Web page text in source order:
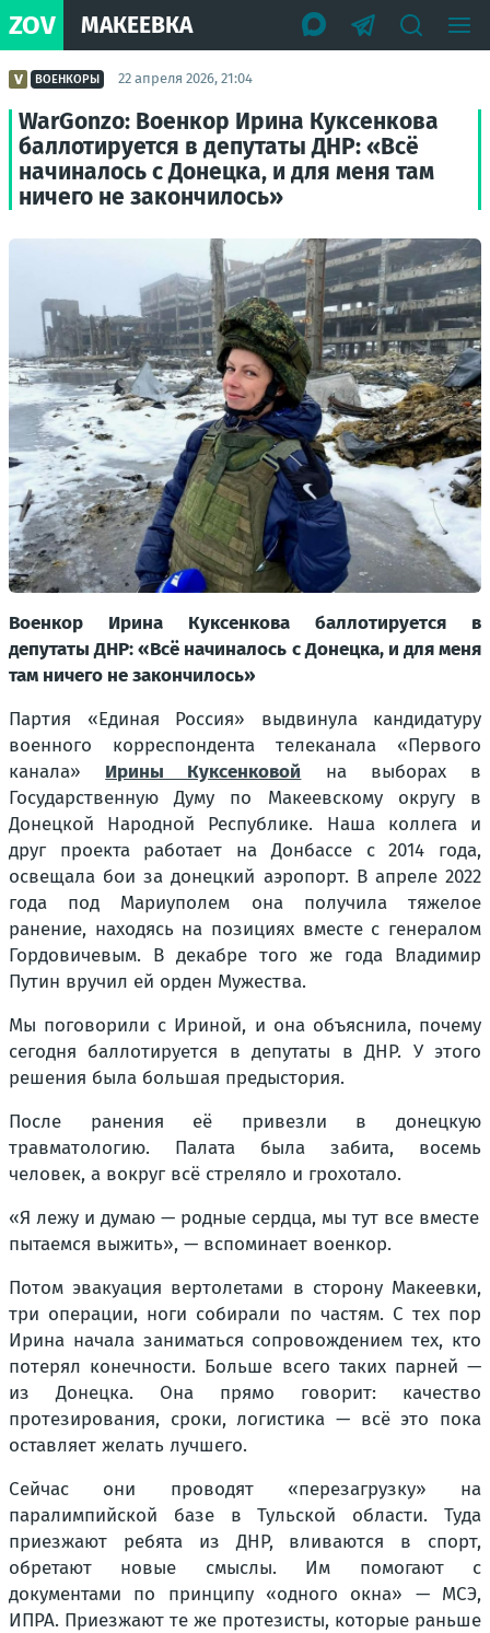
ZOV МАКЕЕВКА
ВОЕНКОРЫ 22 апреля 2026, 21:04
WarGonzo: Военкор Ирина Куксенкова
баллотируется в депутаты ДНР: «Всё
начиналось с Донецка, и для меня там
ничего не закончилось»
Военкор Ирина Куксенкова баллотируется в
депутаты ДНР: «Всё начиналось с Донецка, и для меня
там ничего не закончилось»
Партия «Единая Россия» выдвинула кандидатуру
военного корреспондента телеканала «Первого
канала» Ирины Куксенковой на выборах в
Государственную Думу по Макеевскому округу в
Донецкой Народной Республике. Наша коллега и
друг проекта работает на Донбассе с 2014 года,
освещала бои за донецкий аэропорт. В апреле 2022
года под Мариуполем она получила тяжелое
ранение, находясь на позициях вместе с генералом
Гордовичевым. В декабре того же года Владимир
Путин вручил ей орден Мужества.
Мы поговорили с Ириной, и она объяснила, почему
сегодня баллотируется в депутаты в ДНР. У этого
решения была большая предыстория.
После ранения её привезли в донецкую
травматологию. Палата была забита, восемь
человек, а вокруг всё стреляло и грохотало.
«Я лежу и думаю — родные сердца, мы тут все вместе
пытаемся выжить», — вспоминает военкор.
Потом эвакуация вертолетами в сторону Макеевки,
три операции, ноги собирали по частям. С тех пор
Ирина начала заниматься сопровождением тех, кто
потерял конечности. Больше всего таких парней —
из Донецка. Она прямо говорит: качество
протезирования, сроки, логистика — всё это пока
оставляет желать лучшего.
Сейчас они проводят «перезагрузку» на
паралимпийской базе в Тульской области. Туда
приезжают ребята из ДНР, вливаются в спорт,
обретают новые смыслы. Им помогают с
документами по принципу «одного окна» — МСЭ,
ИПРА. Приезжают те же протезисты, которые раньше